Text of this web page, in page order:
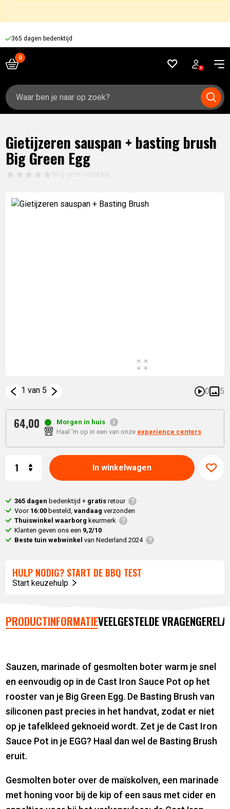
365 dagen bedenktijd
Zoeken
naar:
Gietijzeren sauspan + basting brush
Big Green Egg
1 van 5 0 5
64,00
Morgen in huis
Haal 'm op in een van onze experience centers
In winkelwagen
365 dagen bedenktijd + gratisretour
Voor 16:00 besteld,vandaag verzonden
Thuiswinkel waarborg keurmerk
Klanten geven ons een 9,2/10
Beste tuin webwinkel van Nederland 2024
HULP NODIG? START DE BBQ TEST
Start keuzehulp
PRODUCTINFORMATIEVEELGESTELDE VRAGEN
Sauzen, marinade of gesmolten boter warm je snel
en eenvoudig op in de Cast Iron Sauce Pot op het
rooster van je Big Green Egg. De Basting Brush van
siliconen past precies in het handvat, zodat er niet
op je tafelkleed geknoeid wordt. Zet je de Cast Iron
Sauce Pot in je EGG? Haal dan wel de Basting Brush
eruit.
Gesmolten boter over de maïskolven, een marinade
met honing voor bij de kip of een saus met cider en